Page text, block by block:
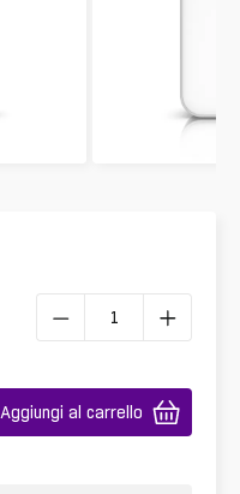
Aggiungi al carrello